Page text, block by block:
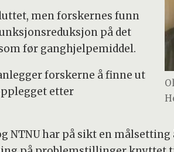
men forskernes funn
på det
før ganghjelpemiddel.
forskerne å finne ut
etter
NTNU har på sikt en